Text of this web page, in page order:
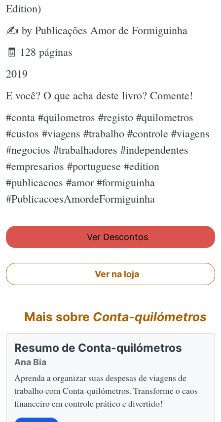
Edition)
✍ by Publicações Amor de Formiguinha
🧾 128 páginas
2019
E você? O que acha deste livro? Comente!
#conta #quilometros #registo #quilometros
#custos #viagens #trabalho #controle #viagens
#negocios #trabalhadores #independentes
#empresarios #portuguese #edition
#publicacoes #amor #formiguinha
#PublicacoesAmordeFormiguinha
Ver Descontos
Ver na loja
Mais sobre Conta-quilómetros
Resumo de Conta-quilómetros
Ana Bia
Aprenda a organizar suas despesas de viagens de
trabalho com Conta-quilómetros. Transforme o caos
financeiro em controle prático e divertido!